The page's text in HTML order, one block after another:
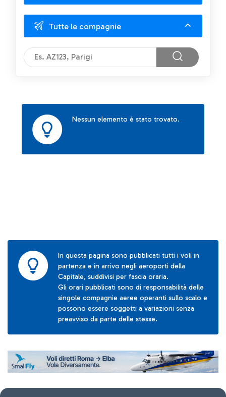
Tutte le compagnie
Nessun elemento è stato trovato.
In questa pagina sono pubblicati tutti i voli in
partenza e in arrivo negli aeroporti della
Capitale, suddivisi per fascia oraria.
Gli orari pubblicati sono di responsabilità delle
singole compagnie aeree operanti sullo scalo e
possono essere soggetti a variazioni senza
preavviso da parte delle stesse.